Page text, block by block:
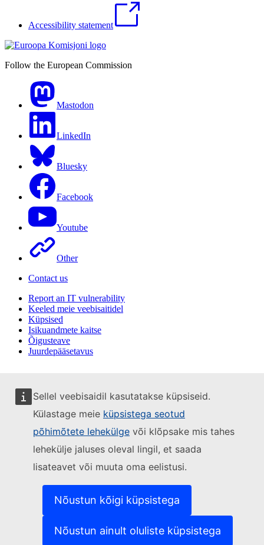
Sellel veebisaidil kasutatakse küpsiseid.
Külastage meie küpsistega seotud
põhimõtete lehekülge või klõpsake mis tahes
lehekülje jaluses oleval lingil, et saada
lisateavet või muuta oma eelistusi.
Nõustun kõigi küpsistega
Nõustun ainult oluliste küpsistega
Accessibility statement
Follow the European Commission
Mastodon
LinkedIn
Bluesky
Facebook
Youtube
Other
Contact us
Report an IT vulnerability
Keeled meie veebisaitidel
Küpsised
Isikuandmete kaitse
Õigusteave
Juurdepääsetavus